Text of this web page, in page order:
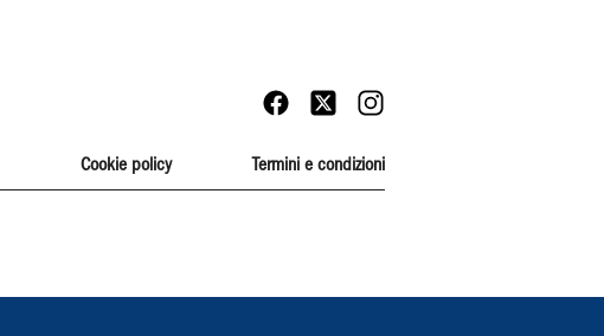
Cookie policy Termini e condizioni